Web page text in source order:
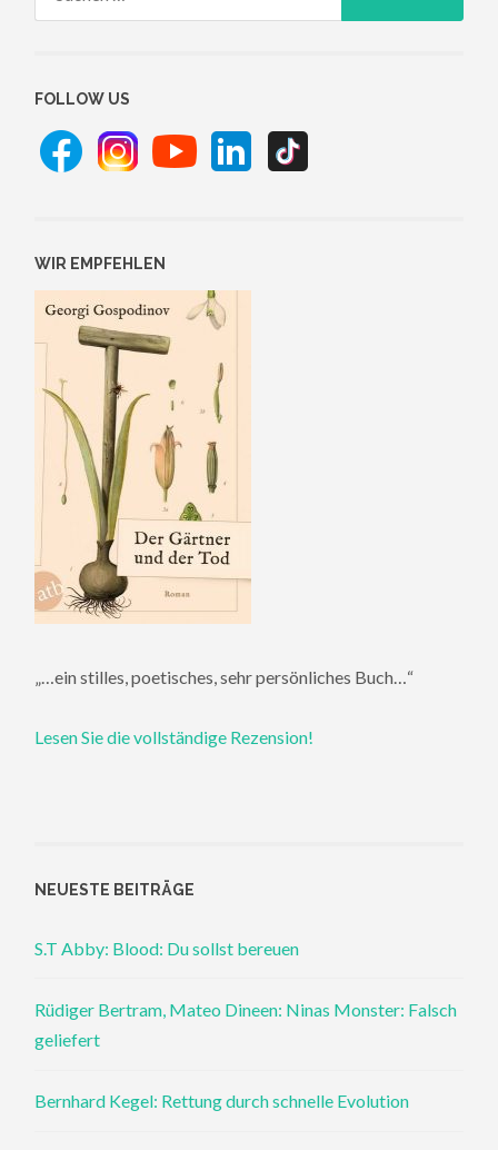
FOLLOW US
WIR EMPFEHLEN
„…ein stilles, poetisches, sehr persönliches Buch…“
Lesen Sie die vollständige Rezension!
NEUESTE BEITRÄGE
S.T Abby: Blood: Du sollst bereuen
Rüdiger Bertram, Mateo Dineen: Ninas Monster: Falsch
geliefert
Bernhard Kegel: Rettung durch schnelle Evolution